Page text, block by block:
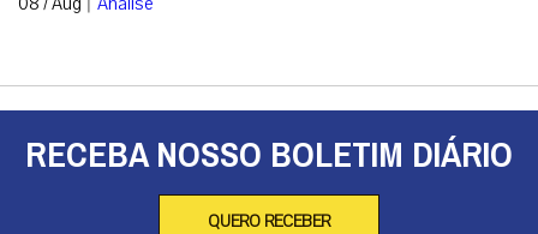
RECEBA NOSSO BOLETIM DIÁRIO
QUERO RECEBER